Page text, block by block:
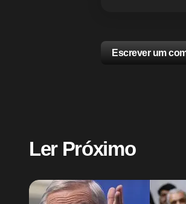
Escrever um
Your Comment *
Name *
Ler Próximo
Sem categoria